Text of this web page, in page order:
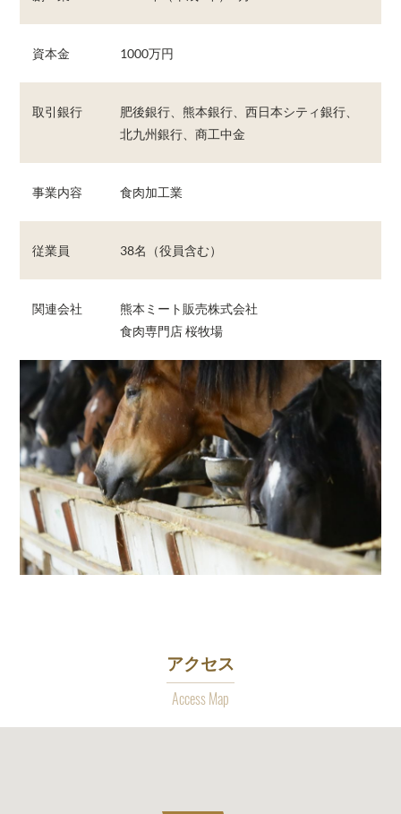
資本金 1000万円
取引銀行
肥後銀行、熊本銀行、西日本シティ銀行、
北九州銀行、商工中金
事業内容 食肉加工業
従業員 38名（役員含む）
関連会社
熊本ミート販売株式会社
食肉専門店 桜牧場
アクセス
Access Map